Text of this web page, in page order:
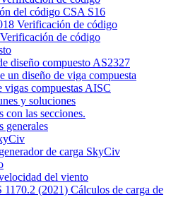
del código CSA S16
Verificación de código
de código
diseño compuesto AS2327
un diseño de viga compuesta
vigas compuestas AISC
y soluciones
con las secciones.
generales
de carga SkyCiv
del viento
(2021) Cálculos de carga de